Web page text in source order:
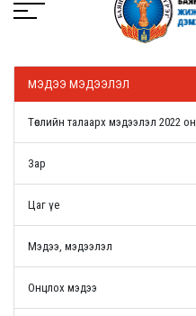
МЭДЭЭ МЭДЭЭЛЭЛ
Төслийн талаарх мэдээлэл 2022 он
Зар
Цаг үе
Мэдээ, мэдээлэл
Онцлох мэдээ